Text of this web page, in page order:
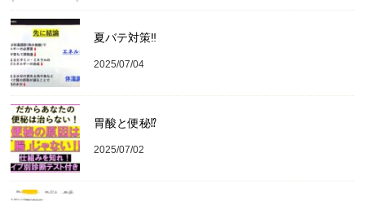
夏バテ対策‼️
2025/07/04
胃酸と便秘⁉︎
2025/07/02